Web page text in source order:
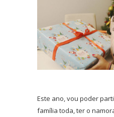
Este ano, vou poder
família toda, ter o